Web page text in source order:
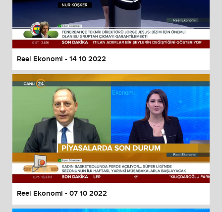
Reel Ekonomi - 14 10 2022
Reel Ekonomi - 07 10 2022